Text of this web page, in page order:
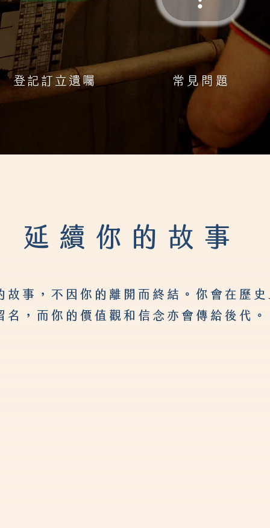
常見問題
登記訂立遺囑
延續你的故事
故事，不因你的離開而終結。你會在歷
名，而你的價值觀和信念亦會傳給後代。